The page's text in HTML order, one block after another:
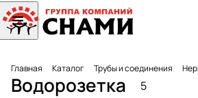
Главная Каталог Трубы и соединения
Водорозетка 5